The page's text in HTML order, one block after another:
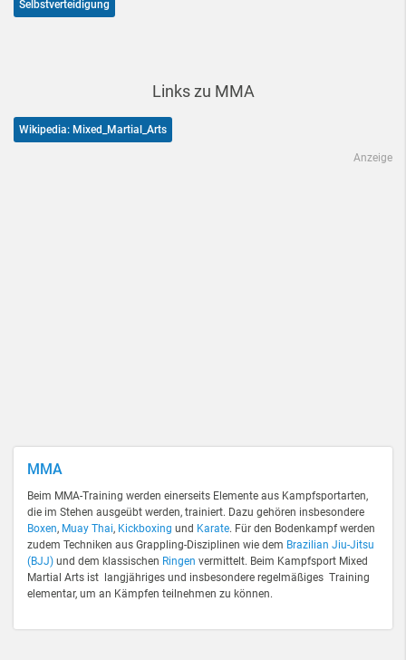
MMA
Beim MMA-Training werden einerseits Elemente aus Kampfsportarten,
die im Stehen ausgeübt werden, trainiert. Dazu gehören insbesondere
Boxen, Muay Thai, Kickboxing und Karate. Für den Bodenkampf werden
zudem Techniken aus Grappling-Disziplinen wie dem Brazilian Jiu-Jitsu
(BJJ) und dem klassischen Ringen vermittelt. Beim Kampfsport Mixed
Martial Arts ist langjähriges und insbesondere regelmäßiges Training
elementar, um an Kämpfen teilnehmen zu können.
Selbstverteidigung
Links zu MMA
Wikipedia: Mixed_Martial_Arts
Anzeige